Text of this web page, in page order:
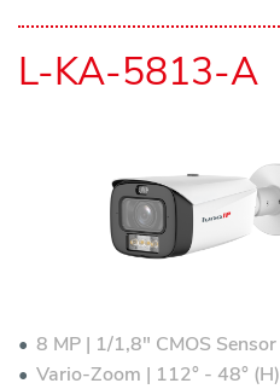
L-KA-5813-A
8 MP | 1/1,8" CMOS Sensor
Vario-Zoom | 112° - 48° (H)